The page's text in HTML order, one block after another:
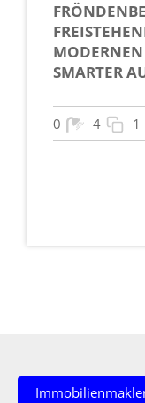
SMARTER
0 4 1